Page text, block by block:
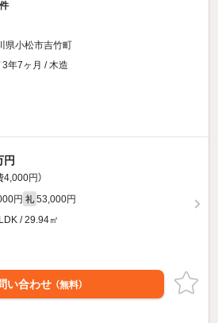
県小松市吉竹町
3年7ヶ月 / 木造
円
4,000円）
円 礼 53,000円
/ 29.94㎡
い合わせ （無料）